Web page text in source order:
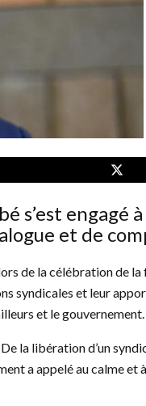
s’est engagé
et de
de la célébration de
syndicales et leur
et le gouvernement.
la libération d’un
a appelé au calme et